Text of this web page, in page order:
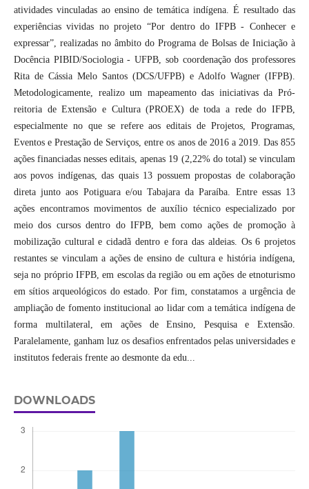
atividades vinculadas ao ensino de temática indígena. É resultado das
experiências vividas no projeto “Por dentro do IFPB - Conhecer e
expressar”, realizadas no âmbito do Programa de Bolsas de Iniciação à
Docência PIBID/Sociologia - UFPB, sob coordenação dos professores
Rita de Cássia Melo Santos (DCS/UFPB) e Adolfo Wagner (IFPB).
Metodologicamente, realizo um mapeamento das iniciativas da Pró-
reitoria de Extensão e Cultura (PROEX) de toda a rede do IFPB,
especialmente no que se refere aos editais de Projetos, Programas,
Eventos e Prestação de Serviços, entre os anos de 2016 a 2019. Das 855
ações financiadas nesses editais, apenas 19 (2,22% do total) se vinculam
aos povos indígenas, das quais 13 possuem propostas de colaboração
direta junto aos Potiguara e/ou Tabajara da Paraíba. Entre essas 13
ações encontramos movimentos de auxílio técnico especializado por
meio dos cursos dentro do IFPB, bem como ações de promoção à
mobilização cultural e cidadã dentro e fora das aldeias. Os 6 projetos
restantes se vinculam a ações de ensino de cultura e história indígena,
seja no próprio IFPB, em escolas da região ou em ações de etnoturismo
em sítios arqueológicos do estado. Por fim, constatamos a urgência de
ampliação de fomento institucional ao lidar com a temática indígena de
forma multilateral, em ações de Ensino, Pesquisa e Extensão.
Paralelamente, ganham luz os desafios enfrentados pelas universidades e
institutos federais frente ao desmonte da edu...
DOWNLOADS